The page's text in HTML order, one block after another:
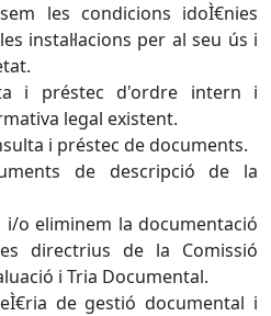
les condicions idoÌ€nies
instal·lacions per al seu ús i
i préstec d'ordre intern i
legal existent.
i préstec de documents.
de descripció de la
i/o eliminem la documentació
directrius de la Comissió
i Tria Documental.
de gestió documental i